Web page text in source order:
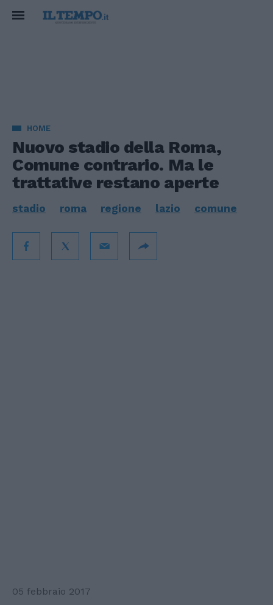
HOME
Nuovo stadio della Roma,
Comune contrario. Ma le
trattative restano aperte
stadio roma regione lazio comune
05 febbraio 2017